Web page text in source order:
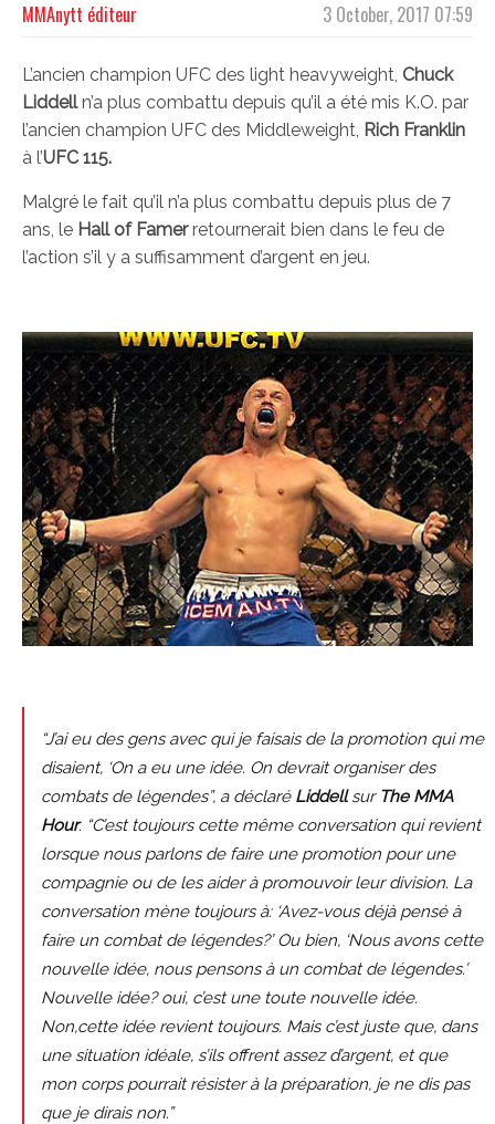
3 October, 2017 07:59
MMAnytt éditeur
L’ancien champion UFC des light heavyweight, Chuck
Liddelln’a plus combattu depuis qu’il a été mis K.O. par
l’ancien champion UFC des Middleweight, Rich Franklin
à l’UFC 115.
Malgré le fait qu’il n’a plus combattu depuis plus de 7
ans, le Hall of Famerretournerait bien dans le feu de
l’action s’il y a suffisamment d’argent en jeu.
“J’ai eu des gens avec qui je faisais de la promotion qui me
disaient, ‘On a eu une idée. On devrait organiser des
combats de légendes”, a déclaré Liddellsur The MMA
Hour. “C’est toujours cette même conversation qui revient
lorsque nous parlons de faire une promotion pour une
compagnie ou de les aider à promouvoir leur division. La
conversation mène toujours à: ‘Avez-vous déjà pensé à
faire un combat de légendes?’ Ou bien, ‘Nous avons cette
nouvelle idée, nous pensons à un combat de légendes.’
Nouvelle idée? oui, c’est une toute nouvelle idée.
Non,cette idée revient toujours. Mais c’est juste que, dans
une situation idéale, s’ils offrent assez d’argent, et que
mon corps pourrait résister à la préparation, je ne dis pas
que je dirais non.”